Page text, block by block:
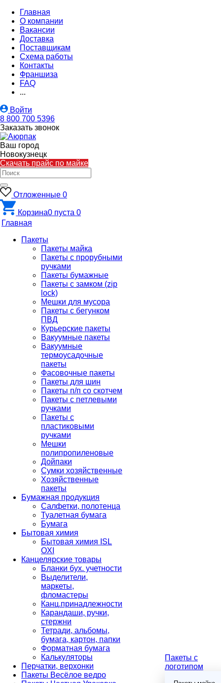
Главная
О компании
Вакансии
Доставка
Поставщикам
Схема работы
Контакты
Франшиза
FAQ
...
Войти
8 800 700 5396
Заказать звонок
Ваш город
Новокузнецк
Скачать прайс по майке
Отложенные 0
Корзина0 пуста 0
Главная
Пакеты
Пакеты майка
Пакеты с прорубными
ручками
Пакеты бумажные
Пакеты с замком (zip
lock)
Мешки для мусора
Пакеты с бегунком
ПВД
Курьерские пакеты
Вакуумные пакеты
Вакуумные
термоусадочные
пакеты
Фасовочные пакеты
Пакеты для шин
Пакеты п/п со скотчем
Пакеты с петлевыми
ручками
Пакеты с
пластиковыми
ручками
Мешки
полипропиленовые
Дойпаки
Сумки хозяйственные
Хозяйственные
пакеты
Бумажная продукция
Салфетки, полотенца
Туалетная бумага
Бумага
Бытовая химия
Бытовая химия ISL
OXI
Канцелярские товары
Бланки бух. учетности
Выделители,
маркеты,
фломастеры
Канц.принадлежности
Карандаши, ручки,
стержни
Тетради, альбомы,
бумага, картон, папки
Форматная бумага
Калькуляторы
Перчатки, верхонки
Пакеты Весёлое ведро
Пакеты с
логотипом